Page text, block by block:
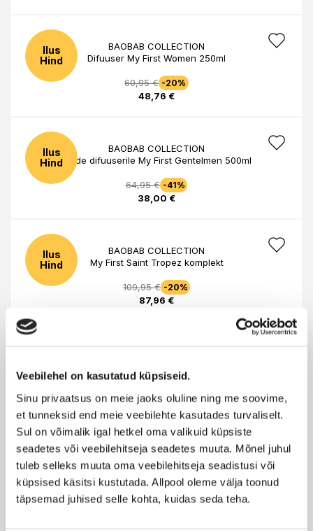
Veebilehel on kasutatud küpsiseid.
Sinu privaatsus on meie jaoks oluline ning me soovime,
et tunneksid end meie veebilehte kasutades turvaliselt.
Sul on võimalik igal hetkel oma valikuid küpsiste
seadetes või veebilehitseja seadetes muuta. Mõnel juhul
tuleb selleks muuta oma veebilehitseja seadistusi või
küpsised käsitsi kustutada. Allpool oleme välja toonud
täpsemad juhised selle kohta, kuidas seda teha.
Ilus
Hind
BAOBAB COLLECTION
Difuuser My First Women 250ml
60,95 € -20%
48,76 €
Ilus
Hind
BAOBAB COLLECTION
Täide difuuserile My First Gentelmen 500ml
64,95 € -41%
38,00 €
Ilus
Hind
BAOBAB COLLECTION
My First Saint Tropez komplekt
109,95 € -20%
87,96 €
Sakura Tokyo ruumilõhnastaja 250ml